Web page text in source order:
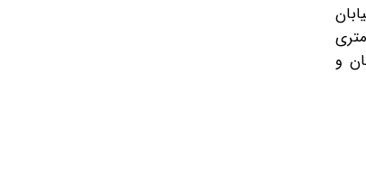
شصت متری
و